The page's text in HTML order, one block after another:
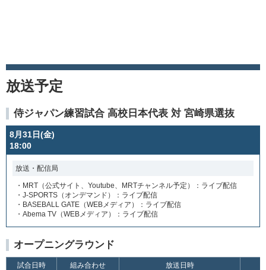
放送予定
侍ジャパン練習試合 高校日本代表 対 宮崎県選抜
8月31日(金)
18:00
放送・配信局
・MRT（公式サイト、Youtube、MRTチャンネル予定）：ライブ配信
・J-SPORTS（オンデマンド）：ライブ配信
・BASEBALL GATE（WEBメディア）：ライブ配信
・Abema TV（WEBメディア）：ライブ配信
オープニングラウンド
試合日時 組み合わせ 放送日時